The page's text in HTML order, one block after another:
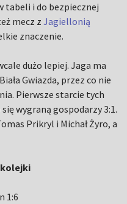
tabeli i do bezpiecznej
mecz zJagiellonią
znaczenie.
dużo lepiej. Jaga ma
Gwiazda, przez co nie
Pierwsze starcie tych
wygraną gospodarzy 3:1.
Prikryl i Michał Żyro, a
kolejki
1:6